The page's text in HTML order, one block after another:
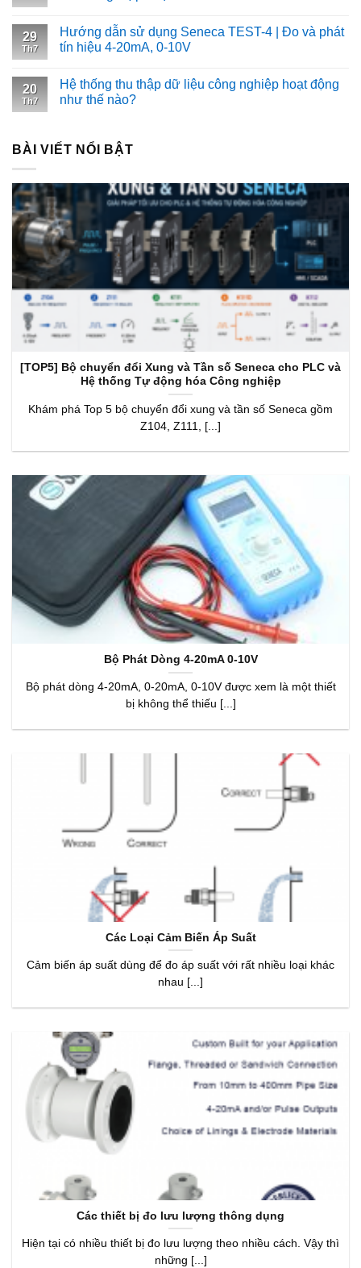
29
Th7
Hướng dẫn sử dụng Seneca TEST-4 | Đo và phát
tín hiệu 4-20mA, 0-10V
20
Th7
Hệ thống thu thập dữ liệu công nghiệp hoạt động
như thế nào?
BÀI VIẾT NỔI BẬT
[TOP5] Bộ chuyển đổi Xung và Tần số Seneca cho PLC và
Hệ thống Tự động hóa Công nghiệp
Khám phá Top 5 bộ chuyển đổi xung và tần số Seneca gồm
Z104, Z111, [...]
Bộ Phát Dòng 4-20mA 0-10V
Bộ phát dòng 4-20mA, 0-20mA, 0-10V được xem là một thiết
bị không thể thiếu [...]
Các Loại Cảm Biến Áp Suất
Cảm biến áp suất dùng để đo áp suất với rất nhiều loại khác
nhau [...]
Các thiết bị đo lưu lượng thông dụng
Hiện tại có nhiều thiết bị đo lưu lượng theo nhiều cách. Vậy thì
những [...]